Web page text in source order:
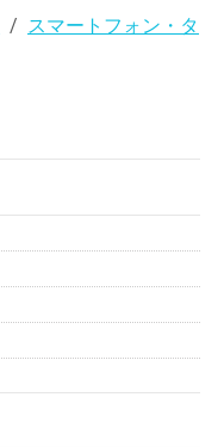
スマートフォン・タ